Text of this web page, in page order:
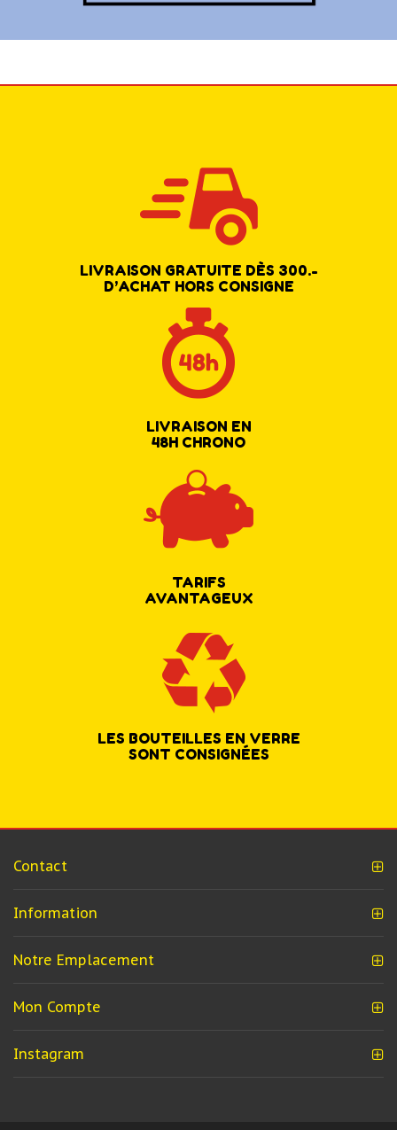
LIVRAISON GRATUITE DÈS 300.-
D’ACHAT HORS CONSIGNE
LIVRAISON EN
48H CHRONO
TARIFS
AVANTAGEUX
LES BOUTEILLES EN VERRE
SONT CONSIGNÉES
Contact
Information
Notre Emplacement
Mon Compte
Instagram